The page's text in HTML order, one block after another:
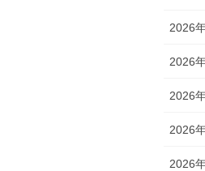
2026
2026
2026
2026
2026